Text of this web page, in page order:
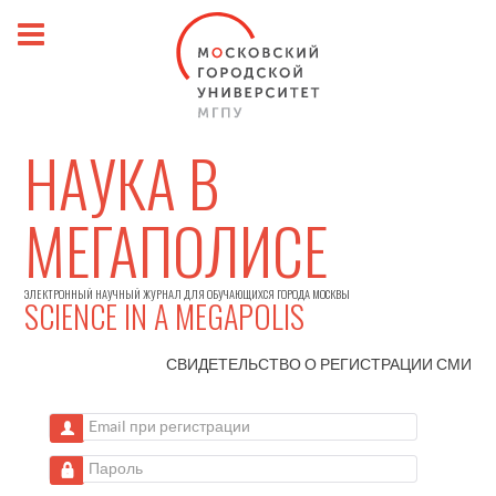
НАУКА В
МЕГАПОЛИСЕ
ЭЛЕКТРОННЫЙ НАУЧНЫЙ ЖУРНАЛ ДЛЯ ОБУЧАЮЩИХСЯ ГОРОДА МОСКВЫ
SCIENCE IN A MEGAPOLIS
СВИДЕТЕЛЬСТВО О РЕГИСТРАЦИИСМИ
Email при регистрации
Пароль